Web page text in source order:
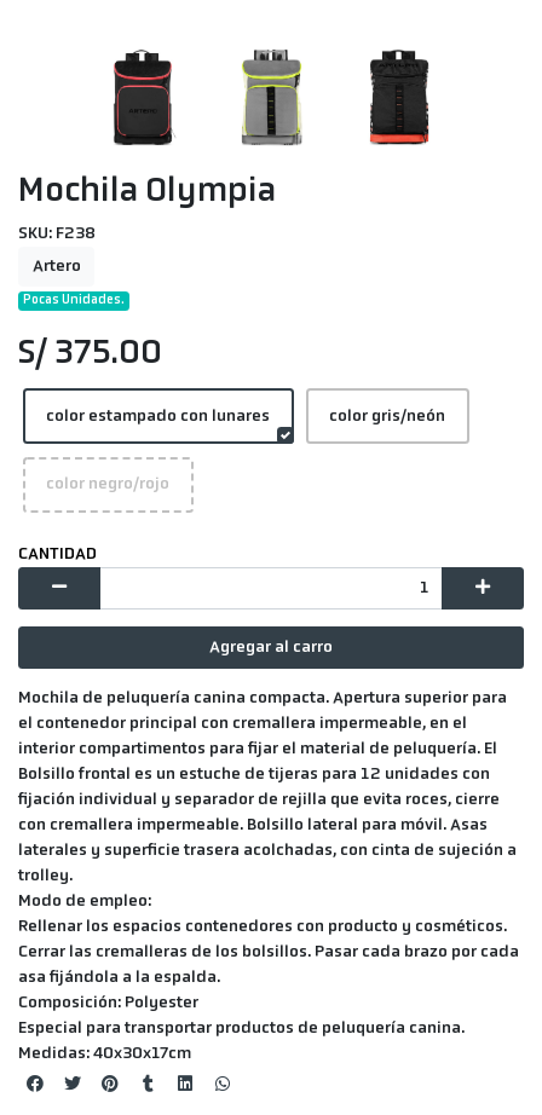
Mochila Olympia
SKU: F238
Artero
Pocas Unidades.
S/ 375.00
color estampado con lunares color gris/neón
color negro/rojo
CANTIDAD
Agregar al carro
Mochila de peluquería canina compacta. Apertura superior para
el contenedor principal con cremallera impermeable, en el
interior compartimentos para fijar el material de peluquería. El
Bolsillo frontal es un estuche de tijeras para 12 unidades con
fijación individual y separador de rejilla que evita roces, cierre
con cremallera impermeable. Bolsillo lateral para móvil. Asas
laterales y superficie trasera acolchadas, con cinta de sujeción a
trolley.
Modo de empleo:
Rellenar los espacios contenedores con producto y cosméticos.
Cerrar las cremalleras de los bolsillos. Pasar cada brazo por cada
asa fijándola a la espalda.
Composición: Polyester
Especial para transportar productos de peluquería canina.
Medidas: 40x30x17cm